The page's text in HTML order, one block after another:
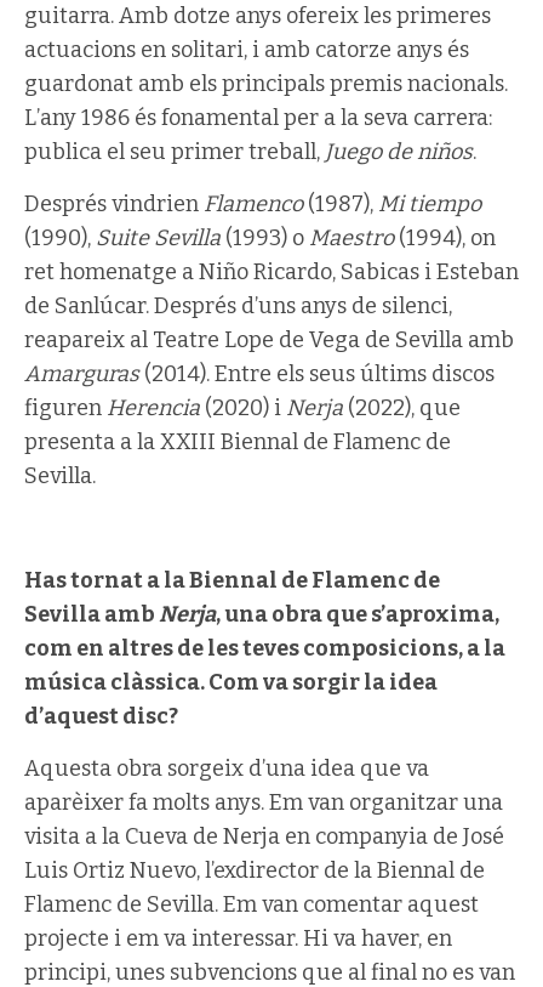
guitarra. Amb dotze anys ofereix les primeres
actuacions en solitari, i amb catorze anys és
guardonat amb els principals premis nacionals.
L’any 1986 és fonamental per a la seva carrera:
publica el seu primer treball, Juego de niños.
Després vindrien Flamenco(1987), Mi tiempo
(1990), Suite Sevilla (1993) o Maestro(1994), on
ret homenatge a Niño Ricardo, Sabicas i Esteban
de Sanlúcar. Després d’uns anys de silenci,
reapareix al Teatre Lope de Vega de Sevilla amb
Amarguras(2014). Entre els seus últims discos
figuren Herencia (2020) i Nerja (2022), que
presenta a la XXIII Biennal de Flamenc de
Sevilla.
Has tornat a la Biennal de Flamenc de
Sevilla ambNerja, una obra que s’aproxima,
com en altres de les teves composicions, a la
música clàssica. Com va sorgir la idea
d’aquest disc?
Aquesta obra sorgeix d’una idea que va
aparèixer fa molts anys. Em van organitzar una
visita a la Cueva de Nerja en companyia de José
Luis Ortiz Nuevo, l’exdirector de la Biennal de
Flamenc de Sevilla. Em van comentar aquest
projecte i em va interessar. Hi va haver, en
principi, unes subvencions que al final no es van